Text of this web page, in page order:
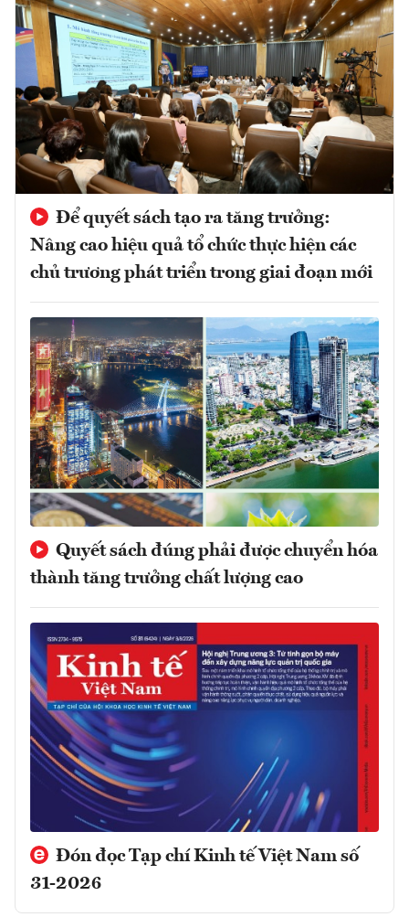
Để quyết sách tạo ra tăng trưởng:
Nâng cao hiệu quả tổ chức thực hiện các
chủ trương phát triển trong giai đoạn mới
Quyết sách đúng phải được chuyển hóa
thành tăng trưởng chất lượng cao
Đón đọc Tạp chí Kinh tế Việt Nam số
31-2026